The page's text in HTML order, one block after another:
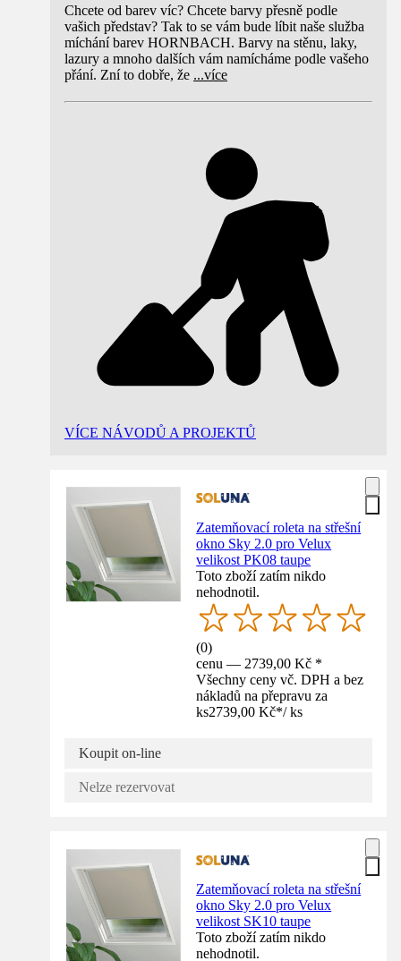
Chcete od barev víc? Chcete barvy přesně podle
vašich představ? Tak to se vám bude líbit naše služba
míchání barev HORNBACH. Barvy na stěnu, laky,
lazury a mnoho dalších vám namícháme podle vašeho
přání. Zní to dobře, že ...více
VÍCE NÁVODŮ A PROJEKTŮ
Zatemňovací roleta na střešní
okno Sky 2.0 pro Velux
velikost PK08 taupe
Toto zboží zatím nikdo
nehodnotil.
(0)
cenu — 2739,00 Kč *
Všechny ceny vč. DPH a bez
nákladů na přepravu za
ks2739,00 Kč*/ ks
Koupit on-line
Nelze rezervovat
Zatemňovací roleta na střešní
okno Sky 2.0 pro Velux
velikost SK10 taupe
Toto zboží zatím nikdo
nehodnotil.